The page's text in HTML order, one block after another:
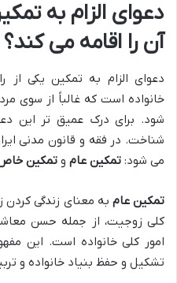
دعوای الزام به
آن را اقامه می کند؟
دعوای الزام به تمکین یکی از
خانواده است که غالباً از سوی
شود. برای درک عمیق تر این
شناخت. در فقه و قانون مدنی
می شود: تمکین عام وتمکین
تمکین عام به معنای زندگی
کلی زوجیت، از جمله حسن
امور کلی خانواده است. این
تشکیل و حفظ بنیاد خانواده و